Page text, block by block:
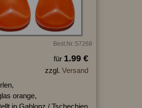
Best.Nr.:57268
für 1.99 €
zzgl. Versand
orange,
in Gablonz / Tschechien